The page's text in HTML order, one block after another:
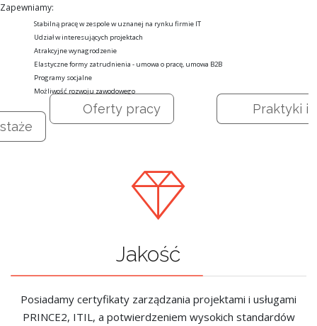
Zapewniamy:
Stabilną pracę w zespole w uznanej na rynku firmie IT
Udział w interesujących projektach
Atrakcyjne wynagrodzenie
Elastyczne formy zatrudnienia - umowa o pracę, umowa B2B
Programy socjalne
Możliwość rozwoju zawodowego
Oferty pracy
Praktyki i
staże
Jakość
Posiadamy certyfikaty zarządzania projektami i usługami
PRINCE2, ITIL, a potwierdzeniem wysokich standardów